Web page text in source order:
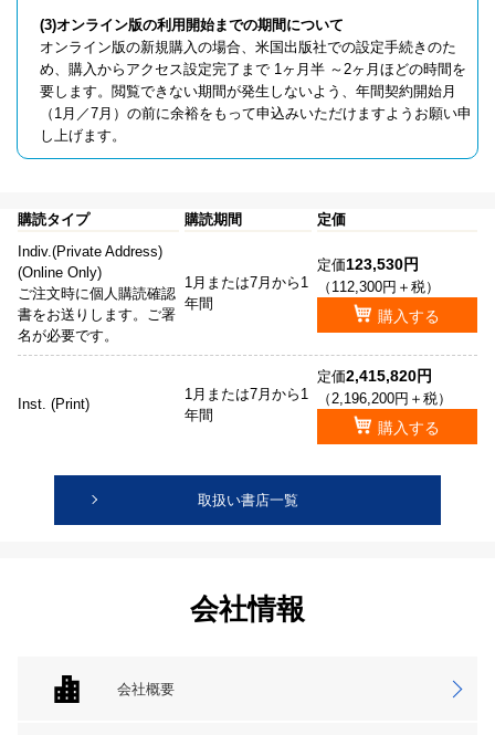
(3)オンライン版の利用開始までの期間について
オンライン版の新規購入の場合、米国出版社での設定手続きのた
め、購入からアクセス設定完了まで 1ヶ月半 ～2ヶ月ほどの時間を
要します。閲覧できない期間が発生しないよう、年間契約開始月
（1月／7月）の前に余裕をもって申込みいただけますようお願い申
し上げます。
購読タイプ 購読期間
定価
Indiv.(Private Address)
(Online Only)
ご注文時に個人購読確認
書をお送りします。ご署
名が必要です。
1月または7月から1
年間
定価123,530円
（112,300円＋税）
購入する
Inst. (Print)
1月または7月から1
年間
定価2,415,820円
（2,196,200円＋税）
購入する
取扱い書店一覧
会社情報
会社概要